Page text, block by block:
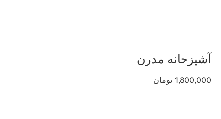
آشپزخانه مدرن
1,800,000 تومان